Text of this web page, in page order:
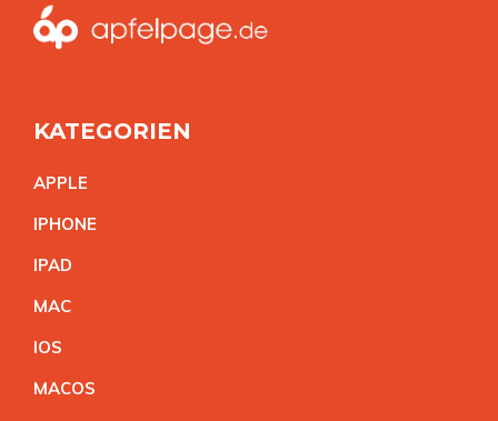
KATEGORIEN
APPLE
IPHONE
IPAD
MAC
IOS
MACOS